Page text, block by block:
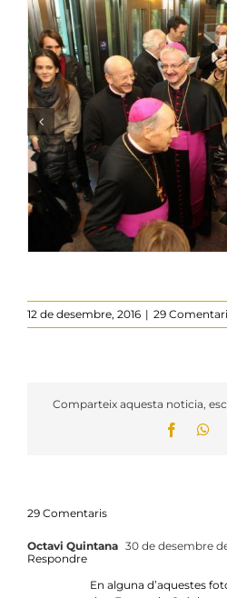
12 de desembre, 2016 | 29
Comparteix aquesta noticia,
29 Comentaris
Octavi Quintana 30 de desembre
Respondre
En alguna d’aquestes